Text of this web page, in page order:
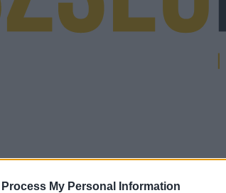
Process My Personal Information